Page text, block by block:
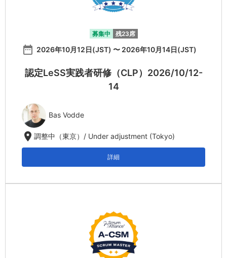
募集中 残23席
date_range 2026年10月12日(JST) 〜 2026年10月14日(JST)
認定LeSS実践者研修（CLP）2026/10/12-
14
Bas Vodde
location_on調整中（東京）/ Under adjustment (Tokyo)
詳細